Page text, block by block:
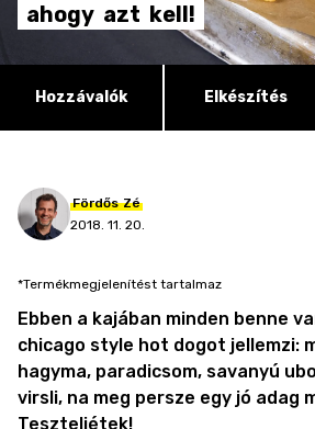
ahogy azt kell!
Hozzávalók Elkészítés
Fördős Zé
2018. 11. 20.
*Termékmegjelenítést tartalmaz
Ebben a kajában minden benne
chicago style hot dogot jellemzi:
hagyma, paradicsom, savanyú
virsli, na meg persze egy jó adag
Teszteljétek!